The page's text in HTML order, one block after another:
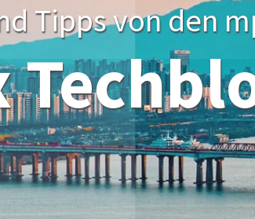
Tipps von den